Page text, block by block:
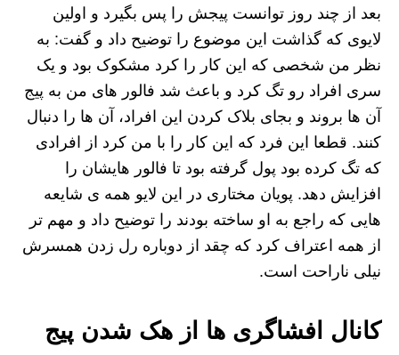
بعد از چند روز توانست پیجش را پس بگیرد و اولین
لایوی که گذاشت این موضوع را توضیح داد و گفت: به
نظر من شخصی که این کار را کرد مشکوک بود و یک
سری افراد رو تگ کرد و باعث شد فالور های من به پیج
آن ها بروند و بجای بلاک کردن این افراد، آن ها را دنبال
کنند. قطعا این فرد که این کار را با من کرد از افرادی
که تگ کرده بود پول گرفته بود تا فالور هایشان را
افزایش دهد. پویان مختاری در این لایو همه ی شایعه
هایی که راجع به او ساخته بودند را توضیح داد و مهم تر
از همه اعتراف کرد که چقد از دوباره رل زدن همسرش
نیلی ناراحت است.
کانال افشاگری ها از هک شدن پیج